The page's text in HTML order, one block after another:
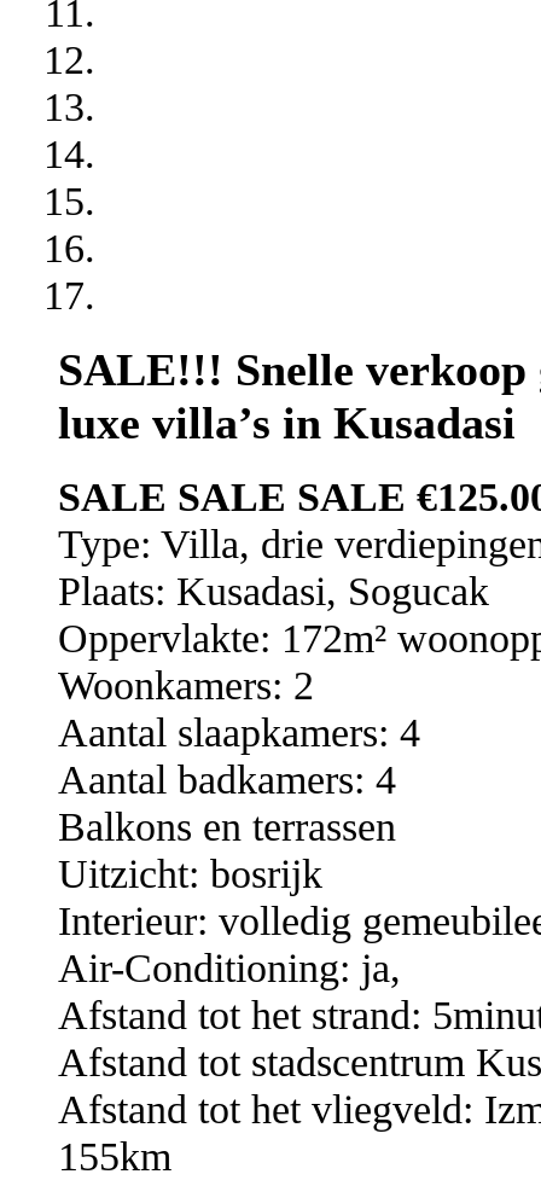
SALE!!! Snelle verkoop
luxe villa’s in Kusadasi
SALE SALE SALE
Type: Villa, drie
Plaats: Kusadasi, Sogucak
Oppervlakte: 172m²
Woonkamers: 2
Aantal slaapkamers: 4
Aantal badkamers: 4
Balkons en terrassen
Uitzicht: bosrijk
Interieur: volledig
Air-Conditioning: ja,
Afstand tot het strand:
Afstand tot stadscentrum
Afstand tot het vliegveld:
155km